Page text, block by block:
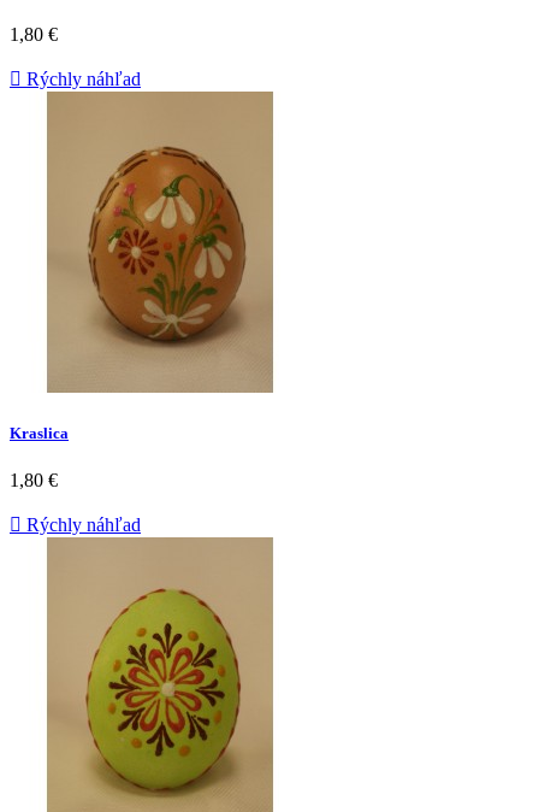
1,80 €
 Rýchly náhľad
Kraslica
1,80 €
 Rýchly náhľad